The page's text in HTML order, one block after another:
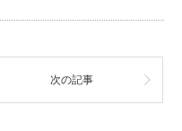
次の記事